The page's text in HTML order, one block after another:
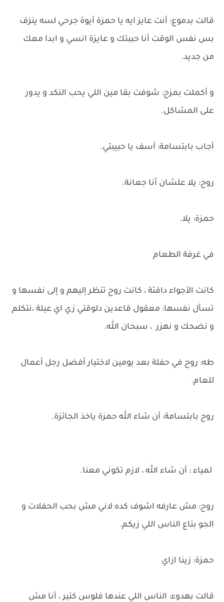
قالت بدموع: أنت عايز ايه يا حمزة أيوة جرحي لسه ينزف
بس نفس الوقت أنا حببتك و عايزة انسي و ابدا معك
من جديد.
و أكملت بمزح: شوفت بقا مين اللي يحب النكد و يدور
على المشاكل.
أجاب بابتسامة: آسف يا حبيبتي.
روح: يلا علشان أنا جعانة.
حمزة: يلا.
في غرفة الطعام
كانت الأجواء دافئة ، كانت روح تنظر إليهم و إلى نفسها و
تسأل نفسها: معقول قاعدين دلوقتي زي اي عيلة ،نتكلم
و نضحك و نهزر ، سبحان الله.
طه: روح في حفلة بعد يومين لاختيار أفضل رجل أعمال
للعام.
روح بابتسامة: أن شاء الله حمزة ياخذ الجائزة.
لمياء : أن شاء الله ، لازم تكوني معنا.
روح: مش عارفه اشوف كده لاني مش بحب الحفلات و
الجو بتاع الناس اللي زيكم.
حمزة: زينا ازاي
قالت بهدوء: الناس اللي عندها فلوس كتير ، أنا مش